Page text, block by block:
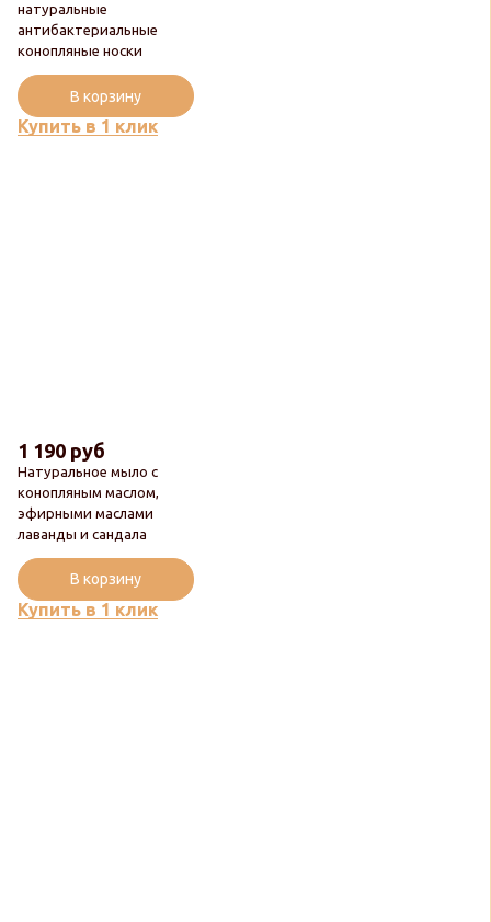
Новинка
натуральные
антибактериальные
конопляные носки
Купить в 1 клик
В корзину
Новинка
Популярный
Натуральное мыло с
конопляным маслом,
эфирными маслами
лаванды и сандала
1 190 руб
Купить в 1 клик
В корзину